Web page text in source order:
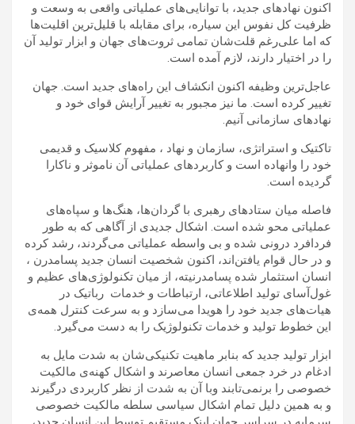
اکنون نهادهای جدید، با توانایی‌های عملیاتی واقعی به وسعت و
ظرفیت کل نفوس این سیاره، برای مقابله با قلیل‌ترین اقلیت‌ها
که اما علی‌رغم قلت‌شان تمامی ثروت‌های جهان و ابزار تولید آن
را در اختیار دارند، لازم آمده است.
عاجل‌ترین وظیفه اکنون انکشاف این راه‌های جدید است. جهان
تغییر کرده است. ما نیز مجبور به تغییر آرایش قوای خود و
نهادهای سازمانی آنیم.
تاکتیک و استراتژی، سازمان و نهاد ، مفهوم کلاسیک و قدیمی
خود را وانهاده است و کاربردهای عملیاتی آن ناموثر و ناکارا
گردیده است.
فاصله میان ستادهای رهبری با گردان‌ها، هنگ‌ها و سپاه‌های
عملیاتی محو شده است. اشکال جدیدی از آگاهی که به طور
فردافرد درونی شده و بی واسطه عملیاتی می‌گردند، رشد کرده
و در حال قوام یافتن‌اند، اکنون شخصیت انسان جدید پسامدرن ،
انسان استثمار شده پسامدرنیته، از میان تکنولوژی‌های عظیم و
غول‌آسای تولید اطلاعاتی، ارتباطات و خدمات رباتیک در
هیات‌های جدید خود را هویدا می‌سازد و به سرعت کنترل همه‌ی
این خطوط تولید و خدمات تکنولوژیک را به دست می‌گیرد.
ابزار تولید جدید که بنابر ماهیت تکنیکی‌شان به شدت مایل به
ادغام در خرد جمعی انسان معاصرند و اشکال کهنه‌ی مالکیت
خصوصی را برنمی‌تابند وبا آن به شدت از نظر کاربردی درگیرند
و به همین دلیل تمام اشکال سیاسی سلطه مالکیت خصوصی